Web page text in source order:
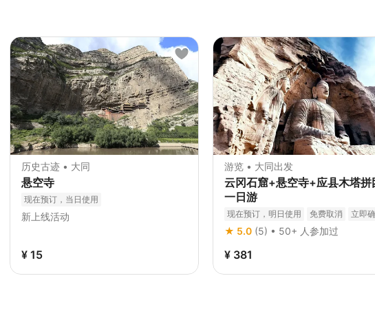
历史古迹 • 大同
悬空寺
现在预订，当日使用
新上线活动
¥ 15
游览 • 大同出发
云冈石窟+悬空寺+应县木塔拼
一日游
现在预订，明日使用 免费取消 立即
★ 5.0 (5) • 50+ 人参加过
¥ 381